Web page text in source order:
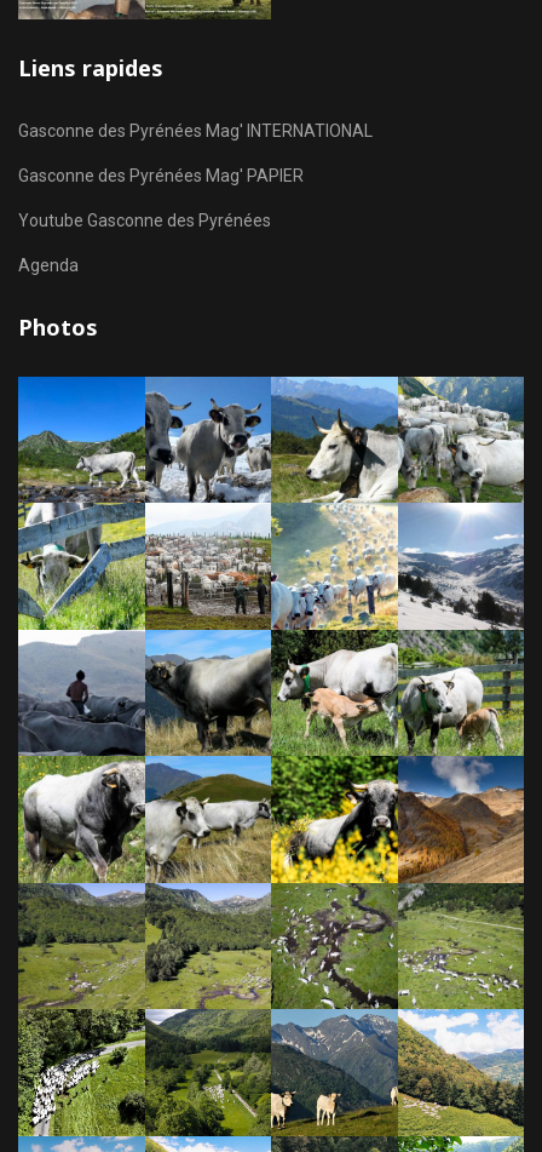
Liens rapides
Gasconne des Pyrénées Mag' INTERNATIONAL
Gasconne des Pyrénées Mag' PAPIER
Youtube Gasconne des Pyrénées
Agenda
Photos